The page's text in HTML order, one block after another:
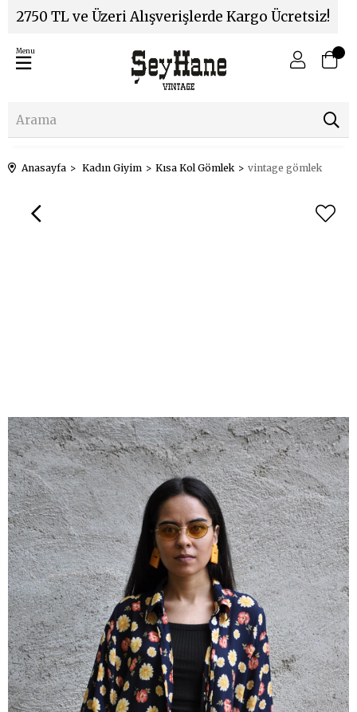
2750 TL ve Üzeri Alışverişlerde Kargo Ücretsiz!
Menu
Anasayfa Kadın Giyim Kısa Kol Gömlek vintage gömlek